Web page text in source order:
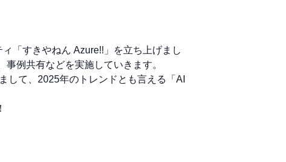
「すきやねん Azure!!」を立ち上げまし
例共有などを実施していきます。
して、2025年のトレンドとも言える「AI